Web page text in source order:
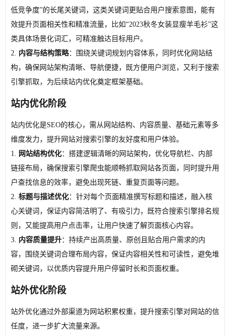
低竞争度”的长尾关键词，这类关键词更贴合用户搜索意图，能有
效提升页面相关性和精准流量，比如“2023秋冬女装显瘦羊毛衫”这
类具体场景化词汇，可精准触达目标用户。
2. 内容与结构策略：围绕关键词规划内容体系，同时优化网站结
构，确保网站架构清晰、导航便捷，既方便用户浏览，又利于搜索
引擎抓取，为后续站内优化奠定框架基础。
站内优化阶段
站内优化是SEO的核心，需从网站结构、内容质量、基础元素等多
维度发力，提升网站对搜索引擎的友好度和用户体验。
1. 网站结构优化：搭建逻辑清晰的网站架构，优化导航栏、内部
链接布局，确保搜索引擎爬虫能顺畅抓取网站各页面，同时提升用
户查找信息的效率，避免出现死链、重复页面等问题。
2. 标题与描述优化：针对每个页面精准撰写标题和描述，融入核
心关键词，保证内容简洁明了、有吸引力，既符合搜索引擎排名规
则，又能提高用户点击率，让用户快速了解页面核心内容。
3. 内容质量提升：持续产出高质量、原创且贴合用户需求的内
容，围绕关键词合理布局内容，保证内容相关性和可读性，避免堆
砌关键词，以优质内容提升用户停留时长和页面权重。
站外优化阶段
站外优化通过外部渠道为网站积累权重，提升搜索引擎对网站的信
任度，进一步扩大流量来源。